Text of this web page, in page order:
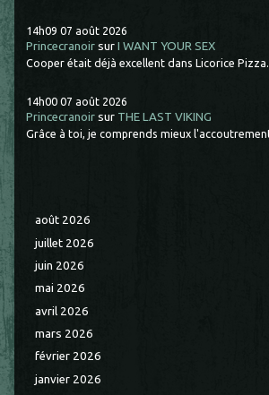
14h09 07 août 2026
Princecranoir surI WANT YOUR SEX
Cooper était déjà excellent dans Licorice Pizza.
14h00 07 août 2026
Princecranoir sur THE LAST VIKING
Grâce à toi, je comprends mieux
août 2026
juillet 2026
juin 2026
mai 2026
avril 2026
mars 2026
février 2026
janvier 2026